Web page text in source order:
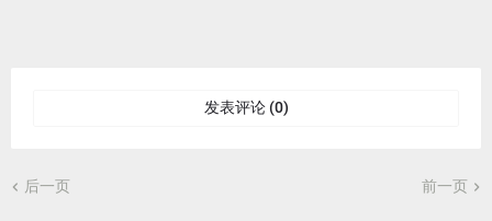
发表评论 (0)
后一页 前一页